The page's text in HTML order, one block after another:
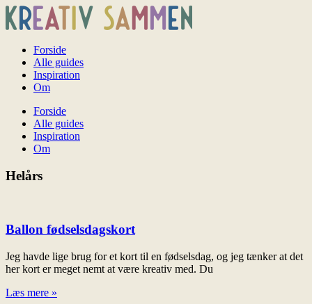
Forside
Alle guides
Inspiration
Om
Forside
Alle guides
Inspiration
Om
Helårs
Ballon fødselsdagskort
Jeg havde lige brug for et kort til en fødselsdag, og jeg tænker at det
her kort er meget nemt at være kreativ med. Du
Læs mere »